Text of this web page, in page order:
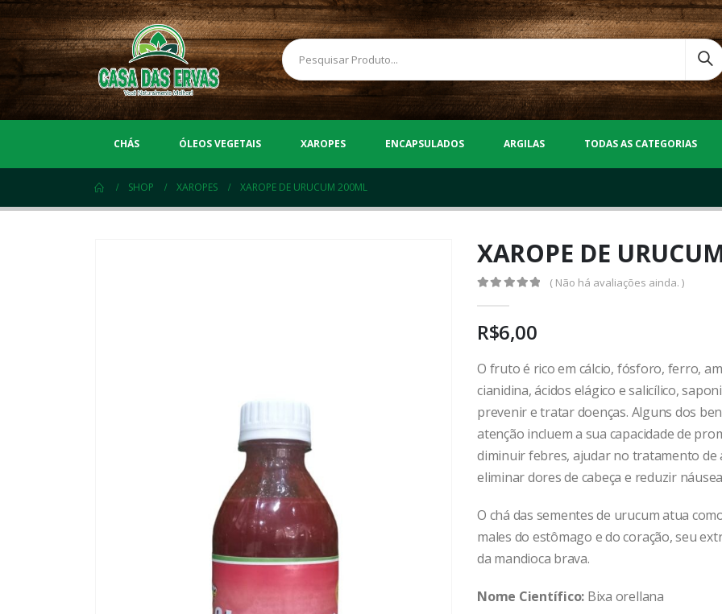
CHÁS ÓLEOS VEGETAIS XAROPES ENCAPSULADOS ARGILAS TODAS AS CATEGORIAS
SHOP XAROPES XAROPE DE URUCUM 200ML
XAROPE DE
( Não há avaliações ainda. )
R$6,00
O fruto é rico em cálcio, fósforo, ferro,
cianidina, ácidos elágico e salicílico,
prevenir e tratar doenças. Alguns dos
atenção incluem a sua capacidade de
diminuir febres, ajudar no tratamento de
eliminar dores de cabeça e reduzir
O chá das sementes de urucum atua
males do estômago e do coração, seu
da mandioca brava.
Nome Científico: Bixa orellana